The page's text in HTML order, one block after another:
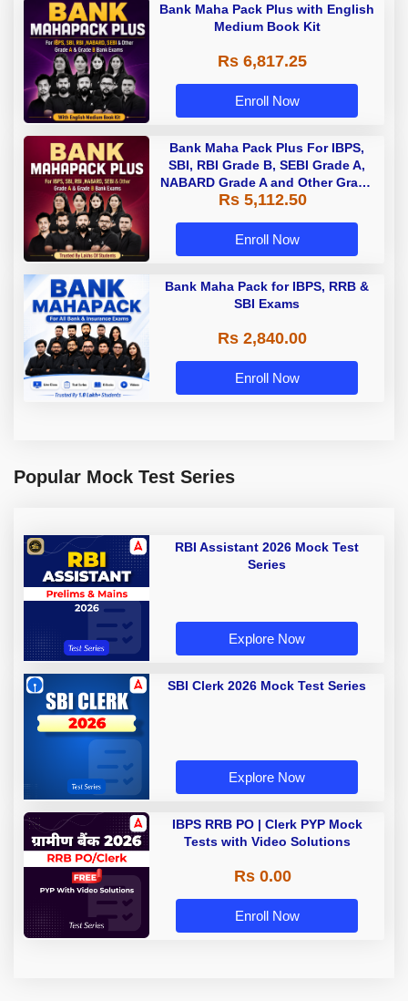
Bank Maha Pack Plus with English
Medium Book Kit
Rs 6,817.25
Enroll Now
Bank Maha Pack Plus For IBPS,
SBI, RBI Grade B, SEBI Grade A,
NABARD Grade A and Other Grade
A & Grade B Bank Exams
Rs 5,112.50
Enroll Now
Bank Maha Pack for IBPS, RRB &
SBI Exams
Rs 2,840.00
Enroll Now
Popular Mock Test Series
RBI Assistant 2026 Mock Test
Series
Explore Now
SBI Clerk 2026 Mock Test Series
Explore Now
IBPS RRB PO | Clerk PYP Mock
Tests with Video Solutions
Rs 0.00
Enroll Now